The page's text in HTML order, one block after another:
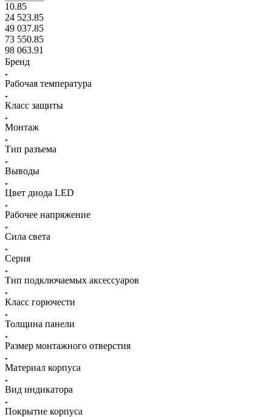
10.85
24 523.85
49 037.85
73 550.85
98 063.91
Бренд
Рабочая температура
Класс защиты
Монтаж
Тип разъема
Выводы
Цвет диодa LED
Рабочее напряжение
Сила света
Серия
Тип подключаемых аксессуаров
Класс горючести
Толщина панели
Размер монтажного отверстия
Материал корпуса
Вид индикатора
Покрытие корпуса